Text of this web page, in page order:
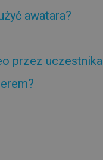
awatara?
przez uczestnika